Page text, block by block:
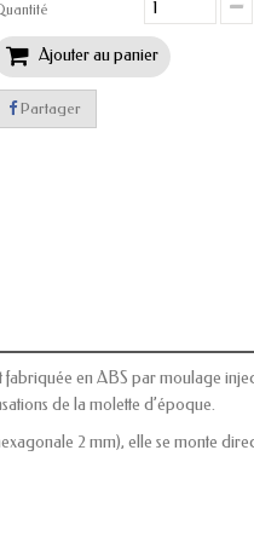
Ajouter au panier
Partager
en ABS par moulage
de la molette d’époque.
2 mm), elle se monte